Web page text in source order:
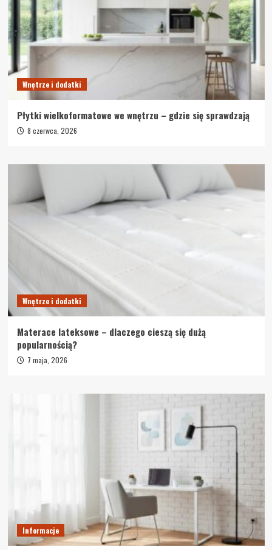
Wnętrze i dodatki
Płytki wielkoformatowe we wnętrzu – gdzie się sprawdzają
8 czerwca, 2026
Wnętrze i dodatki
Materace lateksowe – dlaczego cieszą się dużą
popularnością?
7 maja, 2026
Informacje